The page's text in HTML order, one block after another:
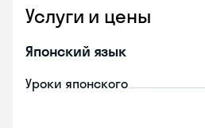
Услуги и цены
Японский язык
Уроки японского